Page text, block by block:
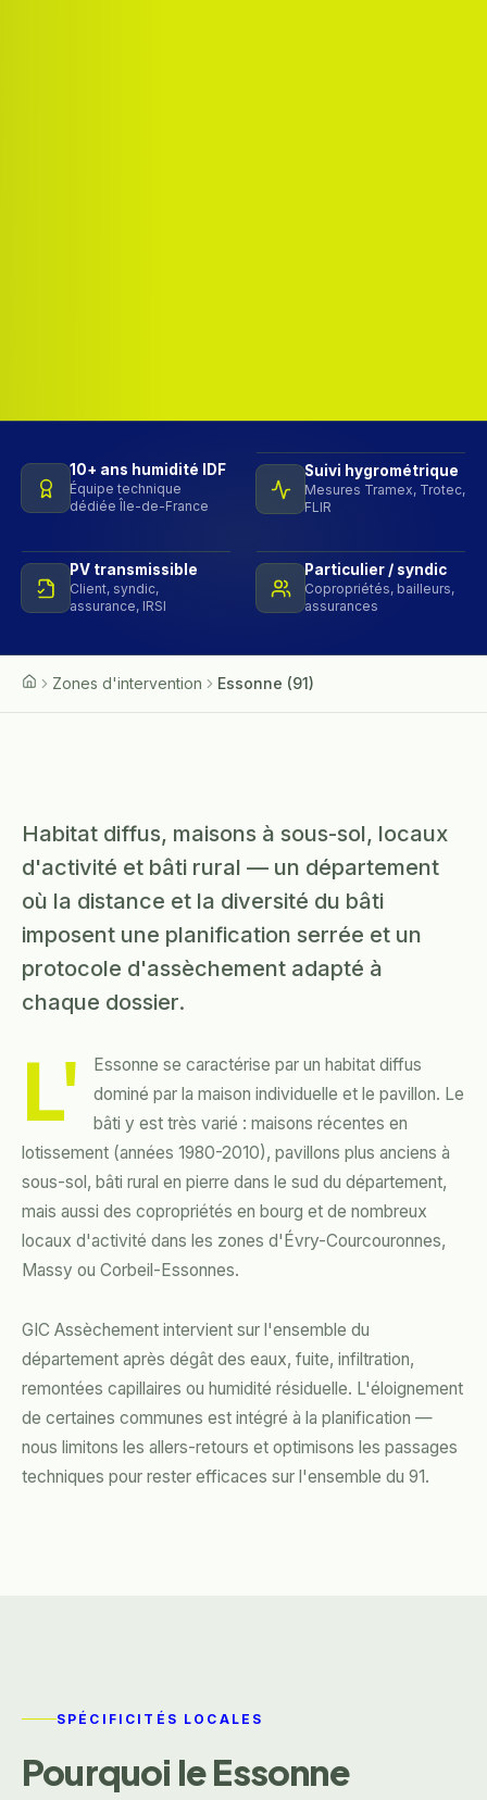
10+ ans humidité IDF
Équipe technique
dédiée Île-de-France
Suivi hygrométrique
Mesures Tramex, Trotec,
FLIR
PV transmissible
Client, syndic,
assurance, IRSI
Particulier / syndic
Copropriétés, bailleurs,
assurances
AccueilZones d'intervention Essonne (91)
Habitat diffus, maisons à sous-sol, locaux
d'activité et bâti rural — un département
où la distance et la diversité du bâti
imposent une planification serrée et un
protocole d'assèchement adapté à
chaque dossier.
L'
Essonne se caractérise par un habitat diffus
dominé par la maison individuelle et le pavillon. Le
bâti y est très varié : maisons récentes en
lotissement (années 1980-2010), pavillons plus anciens à
sous-sol, bâti rural en pierre dans le sud du département,
mais aussi des copropriétés en bourg et de nombreux
locaux d'activité dans les zones d'Évry-Courcouronnes,
Massy ou Corbeil-Essonnes.
GIC Assèchement intervient sur l'ensemble du
département après dégât des eaux, fuite, infiltration,
remontées capillaires ou humidité résiduelle. L'éloignement
de certaines communes est intégré à la planification —
nous limitons les allers-retours et optimisons les passages
techniques pour rester efficaces sur l'ensemble du 91.
SPÉCIFICITÉS LOCALES
Pourquoi le Essonne